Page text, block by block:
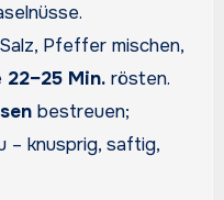
Pfeffer mischen,
22–25 Min.rösten.
bestreuen;
– knusprig, saftig,